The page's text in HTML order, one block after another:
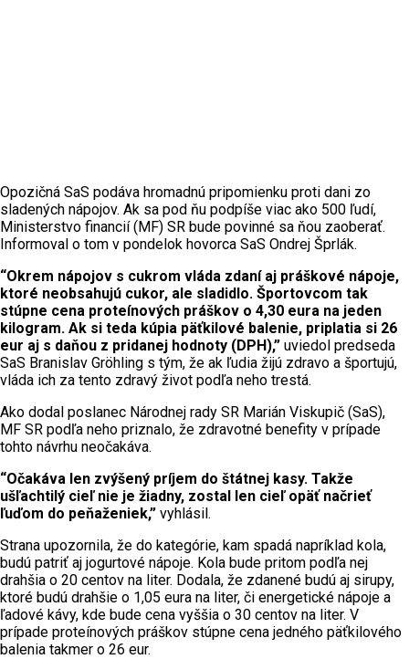
Opozičná SaS podáva hromadnú pripomienku proti dani zo
sladených nápojov. Ak sa pod ňu podpíše viac ako 500 ľudí,
Ministerstvo financií (MF) SR bude povinné sa ňou zaoberať.
Informoval o tom v pondelok hovorca SaS Ondrej Šprlák.
“Okrem nápojov s cukrom vláda zdaní aj práškové nápoje,
ktoré neobsahujú cukor, ale sladidlo. Športovcom tak
stúpne cena proteínových práškov o 4,30 eura na jeden
kilogram. Ak si teda kúpia päťkilové balenie, priplatia si 26
eur aj s daňou z pridanej hodnoty (DPH),” uviedol predseda
SaS Branislav Gröhling s tým, že ak ľudia žijú zdravo a športujú,
vláda ich za tento zdravý život podľa neho trestá.
Ako dodal poslanec Národnej rady SR Marián Viskupič (SaS),
MF SR podľa neho priznalo, že zdravotné benefity v prípade
tohto návrhu neočakáva.
“Očakáva len zvýšený príjem do štátnej kasy. Takže
ušľachtilý cieľ nie je žiadny, zostal len cieľ opäť načrieť
ľuďom do peňaženiek,” vyhlásil.
Strana upozornila, že do kategórie, kam spadá napríklad kola,
budú patriť aj jogurtové nápoje. Kola bude pritom podľa nej
drahšia o 20 centov na liter. Dodala, že zdanené budú aj sirupy,
ktoré budú drahšie o 1,05 eura na liter, či energetické nápoje a
ľadové kávy, kde bude cena vyššia o 30 centov na liter. V
prípade proteínových práškov stúpne cena jedného päťkilového
balenia takmer o 26 eur.